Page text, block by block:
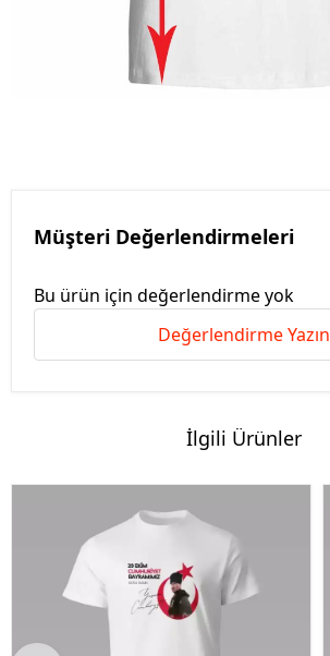
Müşteri Değerlendirmeleri
Bu ürün için değerlendirme yok
Değerlendirme Yazın
İlgili Ürünler